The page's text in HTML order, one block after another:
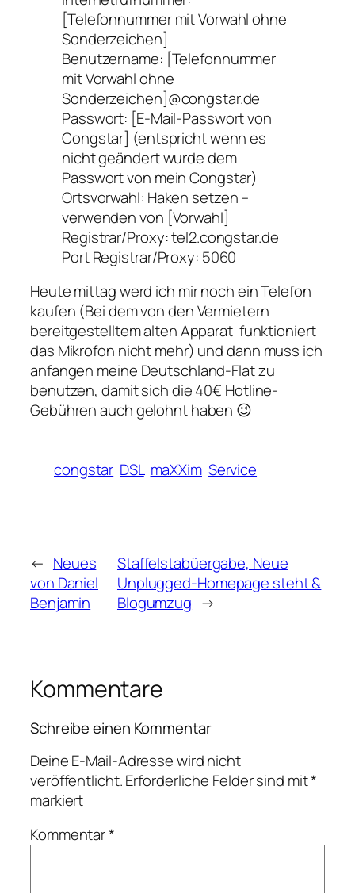
[Telefonnummer mit Vorwahl ohne
Sonderzeichen]
Benutzername: [Telefonnummer
mit Vorwahl ohne
Sonderzeichen]@congstar.de
Passwort: [E-Mail-Passwort von
Congstar] (entspricht wenn es
nicht geändert wurde dem
Passwort von mein Congstar)
Ortsvorwahl: Haken setzen –
verwenden von [Vorwahl]
Registrar/Proxy: tel2.congstar.de
Port Registrar/Proxy: 5060
Heute mittag werd ich mir noch ein Telefon
kaufen (Bei dem von den Vermietern
bereitgestelltem alten Apparat funktioniert
das Mikrofon nicht mehr) und dann muss ich
anfangen meine Deutschland-Flat zu
benutzen, damit sich die 40€ Hotline-
Gebühren auch gelohnt haben 😉
congstar DSL maXXim Service
← Neues
von Daniel
Benjamin
Staffelstabüergabe, Neue
Unplugged-Homepage steht &
Blogumzug →
Kommentare
Schreibe einen Kommentar
Deine E-Mail-Adresse wird nicht
veröffentlicht.Erforderliche Felder sind mit*
markiert
Kommentar*